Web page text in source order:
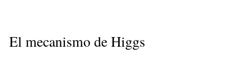
El mecanismo de Higgs